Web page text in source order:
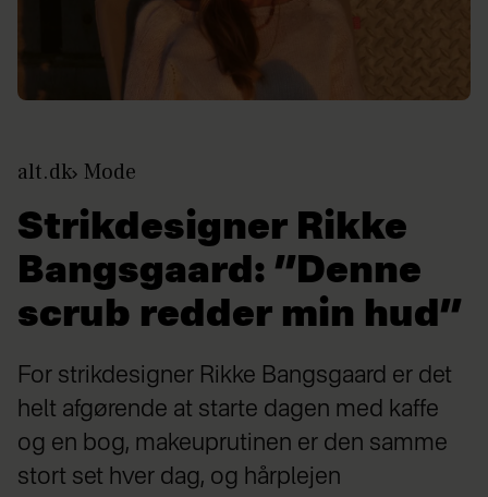
alt.dk Mode
Strikdesigner Rikke
Bangsgaard: ”Denne
scrub redder min hud”
For strikdesigner Rikke Bangsgaard er det
helt afgørende at starte dagen med kaffe
og en bog, makeuprutinen er den samme
stort set hver dag, og hårplejen